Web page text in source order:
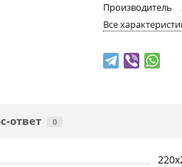
Производитель
Все
ответ 0